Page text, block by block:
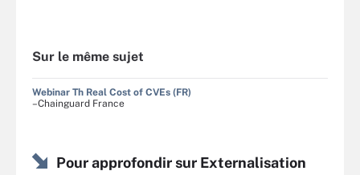
Sur le même sujet
Webinar Th Real Cost of CVEs (FR)
–Chainguard France
Pour approfondir sur Externalisation